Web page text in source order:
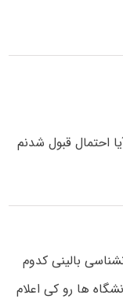
شدم،آیا احتمال قبول شدنم
عزیز.به نظرتون با رتبه ۵۵ روانشناسی بالینی کدوم
ها رو کی اعلام